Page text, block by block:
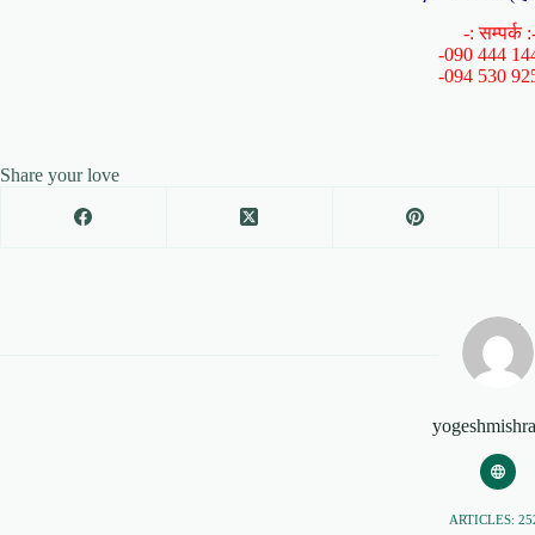
-: सम्पर्क
-090 444
-094 530
Share your love
ARTICLES: